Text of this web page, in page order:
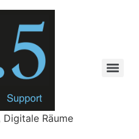
Digitale Räume